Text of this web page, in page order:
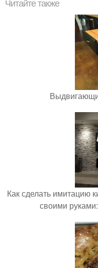
Читайте также
Как сделать имитацию
своими